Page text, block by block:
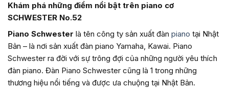
Khám phá những điểm nổi bật trên piano cơ
SCHWESTER No.52
Piano Schwester là tên công ty sản xuất đàn piano tại Nhật
Bản – là nơi sản xuất đàn piano Yamaha, Kawai. Piano
Schwester ra đời với sự trông đợi của những người yêu thích
đàn piano. Đàn Piano Schwester cũng là 1 trong những
thương hiệu nổi tiếng và được ưa chuộng tại Nhật Bản.